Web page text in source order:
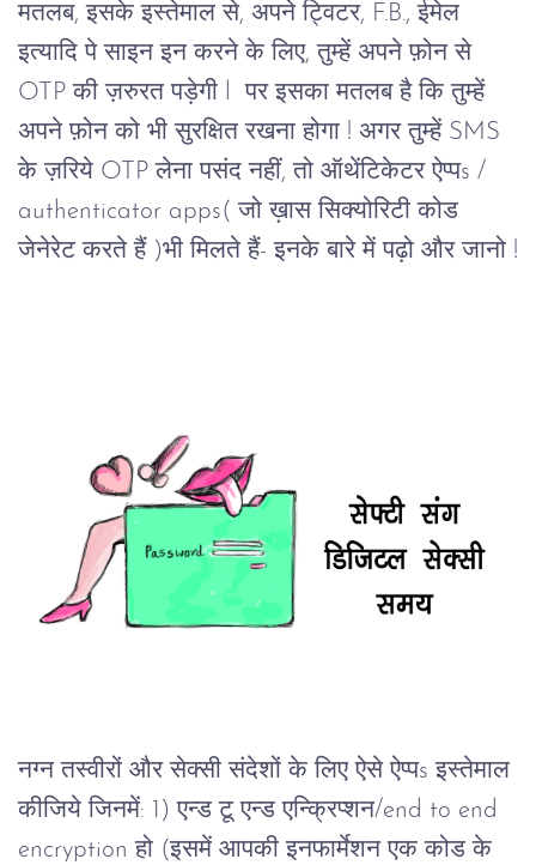
मतलब, इसके इस्तेमाल से, अपने ट्विटर, F.B., ईमेल
इत्यादि पे साइन इन करने के लिए, तुम्हें अपने फ़ोन से
OTP की ज़रुरत पड़ेगी l  पर इसका मतलब है कि तुम्हें
अपने फ़ोन को भी सुरक्षित रखना होगा ! अगर तुम्हें SMS
के ज़रिये OTP लेना पसंद नहीं, तो ऑथेंटिकेटर ऐप्पs /
authenticator apps( जो ख़ास सिक्योरिटी कोड
जेनेरेट करते हैं )भी मिलते हैं- इनके बारे में पढ़ो और जानो !
नग्न तस्वीरों और सेक्सी संदेशों के लिए ऐसे ऐप्पs इस्तेमाल
कीजिये जिनमें: 1) एन्ड टू एन्ड एन्क्रिप्शन/end to end
encryption हो (इसमें आपकी इनफार्मेशन एक कोड के